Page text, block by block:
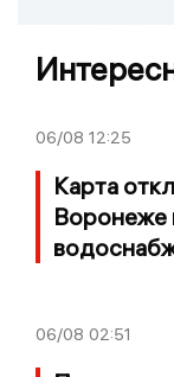
06/08 12:25
Карта
Воронеже
06/08 02:51